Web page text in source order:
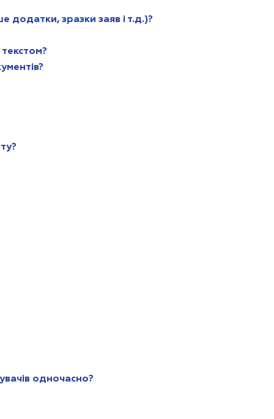
одночасно?
зразки заяв і т.д.)?